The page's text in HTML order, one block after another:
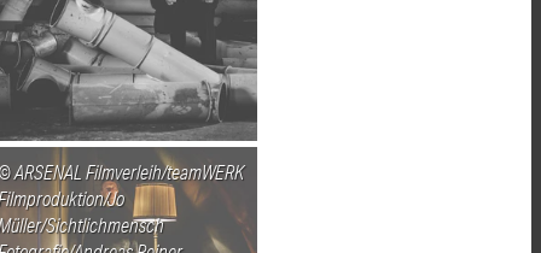
ARSENAL Filmverleih/teamWERK
Jo
Sichtlichmensch